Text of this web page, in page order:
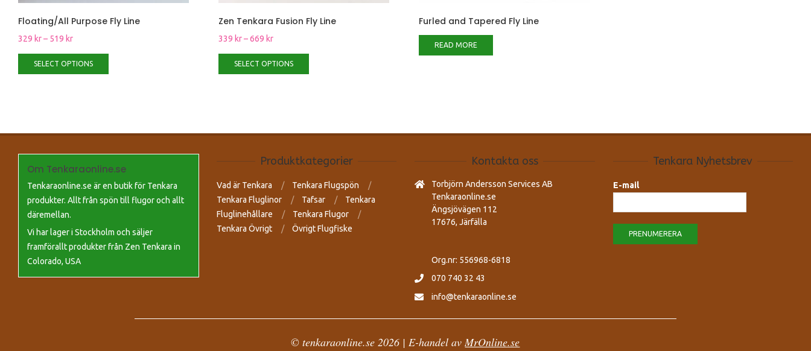
Floating/All Purpose Fly Line
329 kr– 519 kr
SELECT OPTIONS
Zen Tenkara Fusion Fly Line
339 kr–669 kr
SELECT OPTIONS
Furled and Tapered Fly Line
READ MORE
Om Tenkaraonline.se
Tenkaraonline.se är en butik för Tenkara
produkter. Allt från spön till flugor och allt
däremellan.
Vi har lager i Stockholm och säljer
framförallt produkter från Zen Tenkara in
Colorado, USA
Produktkategorier
Vad är Tenkara
Tenkara Flugspön
Tenkara Fluglinor
Tafsar
Tenkara
Fluglinehållare
Tenkara Flugor
Tenkara Övrigt
Övrigt Flugfiske
Kontakta oss
Torbjörn Andersson Services AB
Tenkaraonline.se
Ängsjövägen 112
17676, Järfälla
Org.nr: 556968-6818
070 740 32 43
info@tenkaraonline.se
Tenkara Nyhetsbrev
E-mail
© tenkaraonline.se 2026 | E-handel av MrOnline.se